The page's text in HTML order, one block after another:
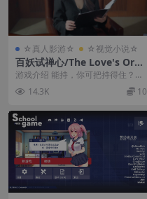
☆真人影游☆ ☆视觉小说☆
百妖试禅心/The Love's Orde
al
游戏介绍 能持，你可把持得住？来
自净修宗的天才修仙者能持远离俗
世、不染凡尘，距离...
14.3K 10